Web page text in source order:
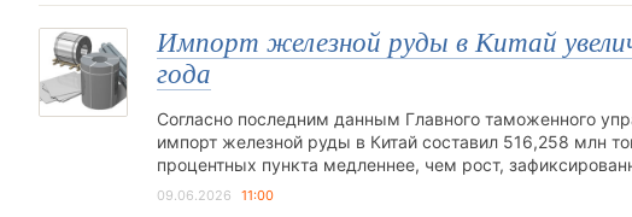
Импорт железной руды в Китай
года
Согласно последним данным Главного таможенного
импорт железной руды в Китай составил 516,258 млн
процентных пункта медленнее, чем рост,
09.06.2026 11:00